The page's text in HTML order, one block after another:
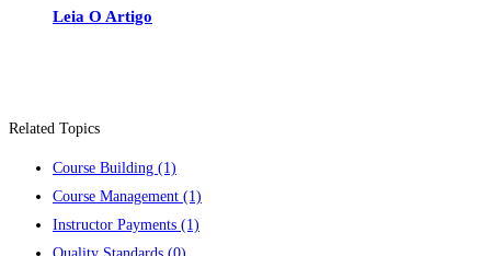
Leia O Artigo
Related Topics
Course Building (1)
Course Management (1)
Instructor Payments (1)